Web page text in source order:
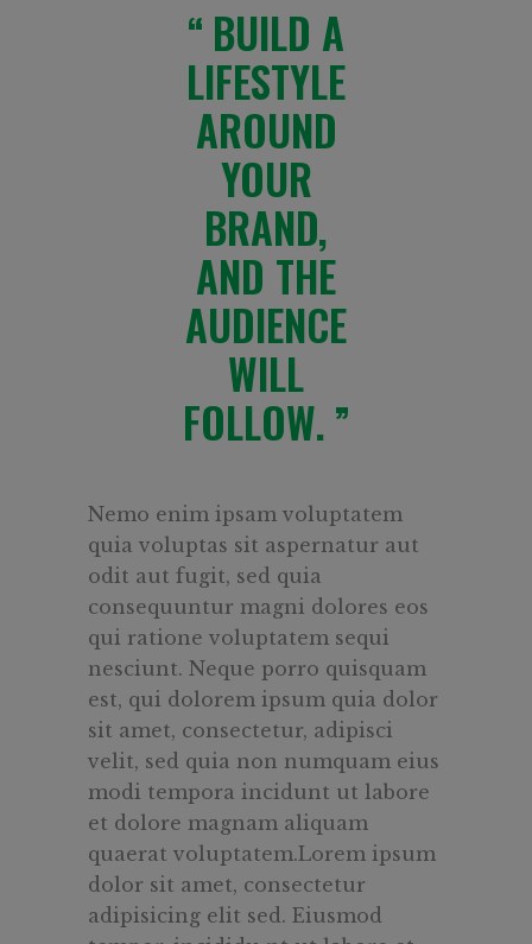
BUILD A
LIFESTYLE
AROUND
YOUR
BRAND,
AND THE
AUDIENCE
WILL
FOLLOW.
Nemo enim ipsam voluptatem
quia voluptas sit aspernatur aut
odit aut fugit, sed quia
consequuntur magni dolores eos
qui ratione voluptatem sequi
nesciunt. Neque porro quisquam
est, qui dolorem ipsum quia dolor
sit amet, consectetur, adipisci
velit, sed quia non numquam eius
modi tempora incidunt ut labore
et dolore magnam aliquam
quaerat voluptatem.Lorem ipsum
dolor sit amet, consectetur
adipisicing elit sed. Eiusmod